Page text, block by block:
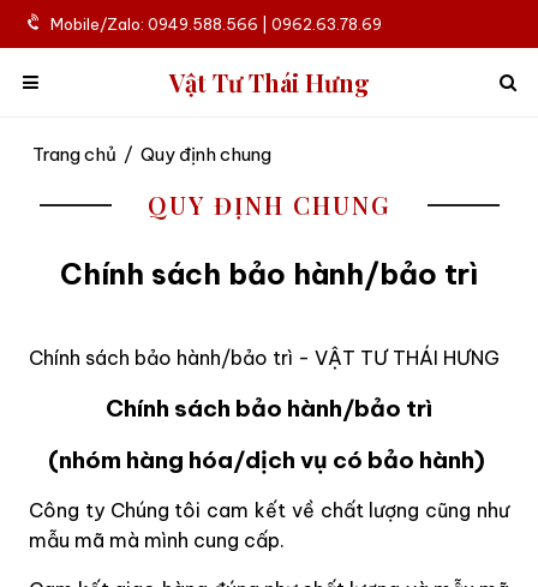
Mobile/Zalo: 0949.588.566 | 0962.63.78.69
Vật Tư Thái Hưng
Trang chủ / Quy định chung
QUY ĐỊNH CHUNG
Chính sách bảo hành/bảo trì
Chính sách bảo hành/bảo trì - VẬT TƯ THÁI HƯNG
Chính sách bảo hành/bảo trì
(nhóm hàng hóa/dịch vụ có bảo hành)
Công ty Chúng tôi cam kết về chất lượng cũng như
mẫu mã mà mình cung cấp.